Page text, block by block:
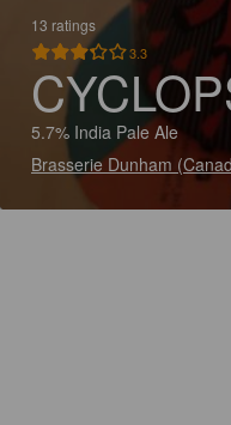
13 ratings
3.3
5.7% India Pale Ale
Brasserie Dunham